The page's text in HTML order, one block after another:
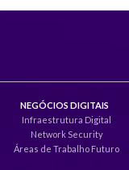
NEGÓCIOS DIGITAIS
Infraestrutura Digital
Network Security
Áreas de Trabalho Futuro